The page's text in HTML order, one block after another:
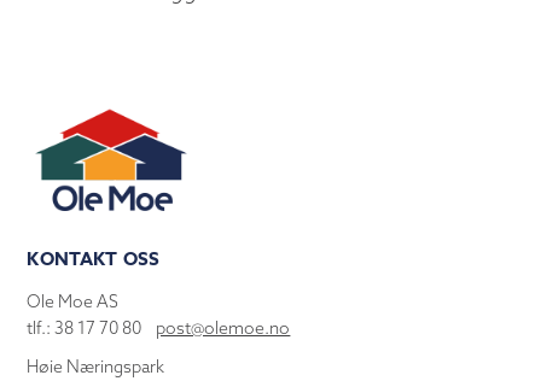
KONTAKT OSS
Ole Moe AS
tlf.: 38 17 70 80 post@olemoe.no
Høie Næringspark